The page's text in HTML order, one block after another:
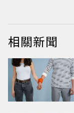
相關新聞